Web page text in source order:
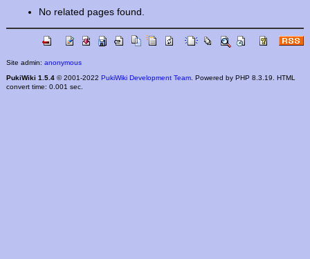
No related pages found.
Site admin: anonymous
PukiWiki 1.5.4© 2001-2022 PukiWiki Development Team. Powered by PHP 8.3.19. HTML
convert time: 0.001 sec.